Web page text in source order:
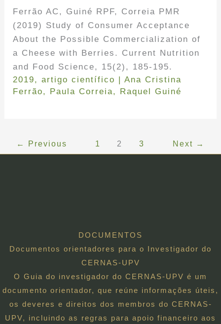
Ferrão AC, Guiné RPF, Correia PMR
(2019) Study of Consumer Acceptance
About the Possible Commercialization of
a Cheese with Berries. Current Nutrition
and Food Science, 15(2), 185-195.
2019,artigo científico |Ana Cristina
Ferrão, Paula Correia, Raquel Guiné
← Previous 1 2 3 Next →
DOCUMENTOS
Documentos orientadores para o Investigador do
CERNAS-UPV
O Guia do investigador do CERNAS-UPV é um
documento orientador, que reúne informações úteis,
os deveres e direitos dos membros do CERNAS-
UPV, incluindo as regras para apoio financeiro aos